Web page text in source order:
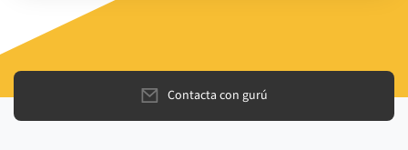
Contacta con gurú